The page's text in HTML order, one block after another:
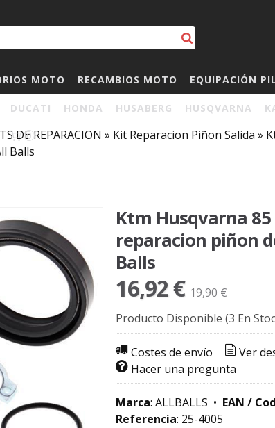
MOTO RECAMBIOS MOTO EQUIPACIÓN
DUCATI HONDA HUSABERG HUSQVARNA
0
DE REPARACION » Kit Reparacion Piñon Salida »
Balls
Ktm Husqvarna
reparacion piñon
Balls
16,92 € 19,90 €
Producto Disponible (3 En
Costes de envío
Ver
Hacer una pregunta
Marca: ALLBALLS • EAN /
Referencia: 25-4005